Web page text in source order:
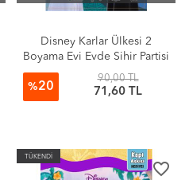
Disney Karlar Ülkesi 2
Boyama Evi Evde Sihir Partisi
%20
90,00 TL
71,60 TL
TÜKENDİ
favorite_border